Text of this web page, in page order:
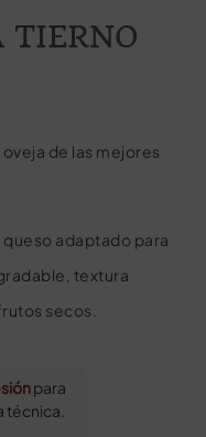
TIERNO
de las mejores
adaptado para
textura
secos.
para
técnica.